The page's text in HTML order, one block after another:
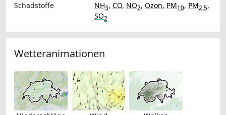
Schadstoffe
NH3, CO, NO2, Ozon, PM10, PM2.5,
SO2
Wetteranimationen